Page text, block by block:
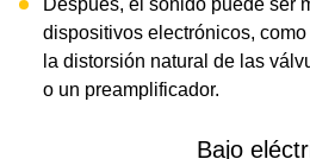
Después, el sonido puede ser
dispositivos electrónicos,
la distorsión natural de las
o un preamplificador.
Bajo